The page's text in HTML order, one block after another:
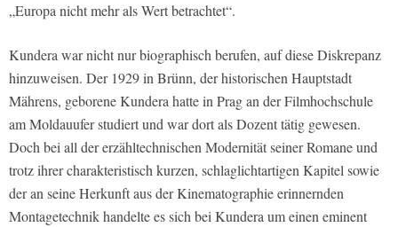
„Europa nicht mehr als Wert betrachtet“.
Kundera war nicht nur biographisch berufen, auf diese Diskrepanz
hinzuweisen. Der 1929 in Brünn, der historischen Hauptstadt
Mährens, geborene Kundera hatte in Prag an der Filmhochschule
am Moldauufer studiert und war dort als Dozent tätig gewesen.
Doch bei all der erzähltechnischen Modernität seiner Romane und
trotz ihrer charakteristisch kurzen, schlaglichtartigen Kapitel sowie
der an seine Herkunft aus der Kinematographie erinnernden
Montagetechnik handelte es sich bei Kundera um einen eminent